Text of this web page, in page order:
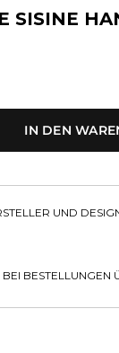
SISINE
IN DEN
UND
BESTELLUNGEN